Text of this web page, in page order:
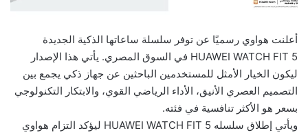
أعلنت هواوي رسميًا عن توفر سلسلة ساعاتها الذكية الجديدة
HUAWEI WATCH FIT 5 في السوق المصري. يأتي هذا الإصدار
ليكون الخيار الأمثل للمستخدمين الباحثين عن جهاز ذكي يجمع بين
التصميم العصري الأنيق، الأداء الرياضي القوي، والابتكار التكنولوجي
بسعر هو الأكثر تنافسية في فئته.
ويأتي إطلاق سلسله HUAWEI WATCH FIT 5 ليؤكد التزام هواوي